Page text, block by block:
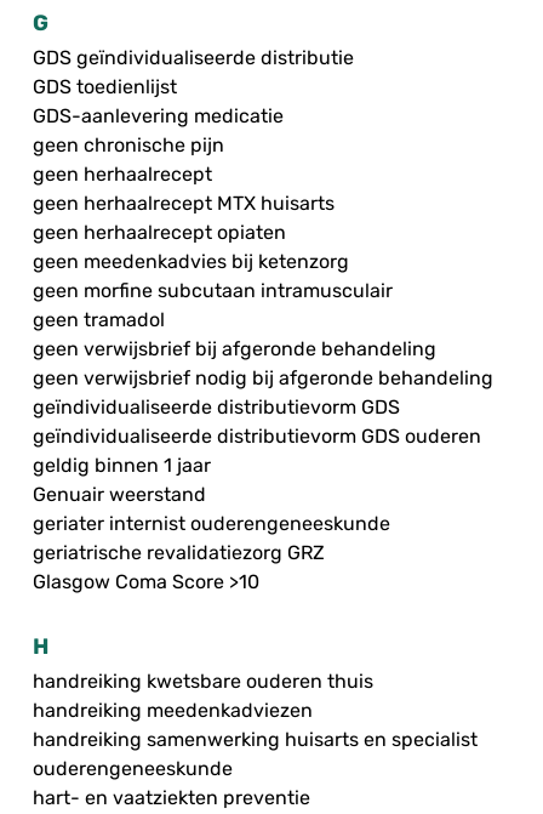
G
GDS geïndividualiseerde distributie
GDS toedienlijst
GDS-aanlevering medicatie
geen chronische pijn
geen herhaalrecept
geen herhaalrecept MTX huisarts
geen herhaalrecept opiaten
geen meedenkadvies bij ketenzorg
geen morfine subcutaan intramusculair
geen tramadol
geen verwijsbrief bij afgeronde behandeling
geen verwijsbrief nodig bij afgeronde behandeling
geïndividualiseerde distributievorm GDS
geïndividualiseerde distributievorm GDS ouderen
geldig binnen 1 jaar
Genuair weerstand
geriater internist ouderengeneeskunde
geriatrische revalidatiezorg GRZ
Glasgow Coma Score >10
H
handreiking kwetsbare ouderen thuis
handreiking meedenkadviezen
handreiking samenwerking huisarts en specialist
ouderengeneeskunde
hart- en vaatziekten preventie